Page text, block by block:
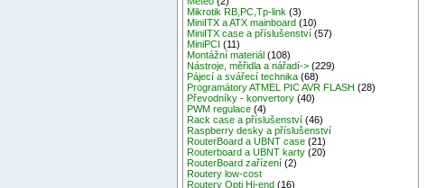
Mikrotik RB,PC,Tp-link (3)
MiniITX a ATX mainboard (10)
MiniITX case a příslušenství (57)
MiniPCI (11)
Montážní materiál (108)
Nástroje, měřidla a nářadí-> (229)
Pájecí a svářecí technika (68)
Programátory ATMEL PIC AVR FLASH (28)
Převodníky - konvertory (40)
PWM regulace (4)
Rack case a příslušenství (46)
Raspberry desky a příslušenství
RouterBoard a UBNT case (21)
Routerboard a UBNT karty (20)
RouterBoard zařízení (2)
Routery low-cost
Routery Opti Hi-end (16)